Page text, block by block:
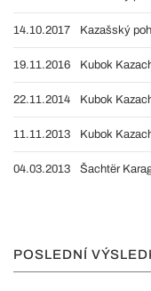
14.10.2017 Kazašský
19.11.2016 Kubok
22.11.2014 Kubok
11.11.2013 Kubok
04.03.2013 Šachtër
POSLEDNÍ